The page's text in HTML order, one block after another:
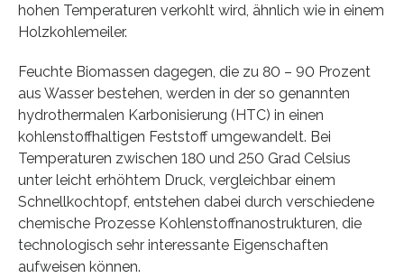
hohen Temperaturen verkohlt wird, ähnlich wie in einem
Holzkohlemeiler.
Feuchte Biomassen dagegen, die zu 80 – 90 Prozent
aus Wasser bestehen, werden in der so genannten
hydrothermalen Karbonisierung (HTC) in einen
kohlenstoffhaltigen Feststoff umgewandelt. Bei
Temperaturen zwischen 180 und 250 Grad Celsius
unter leicht erhöhtem Druck, vergleichbar einem
Schnellkochtopf, entstehen dabei durch verschiedene
chemische Prozesse Kohlenstoffnanostrukturen, die
technologisch sehr interessante Eigenschaften
aufweisen können.